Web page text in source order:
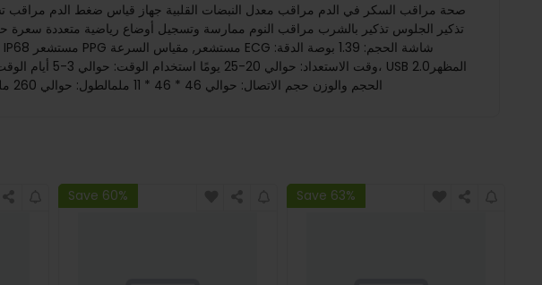
والتفاصيل مادة مادة السوار: سيليكون/جلد مادة حافظة الساعة: صندوق سبائك الزنك + Abs الحجم والوزن حجم الاتصال: حوالي 46 * 46 * 11 ملمالطول: حوالي 260 ملم الوزن: 55 جرام قائمة
Save 60% Save 63%